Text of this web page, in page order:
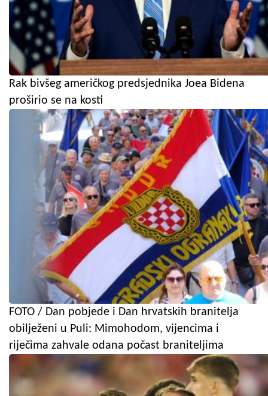
Rak bivšeg američkog predsjednika Joea Bidena
proširio se na kosti
FOTO / Dan pobjede i Dan hrvatskih branitelja
obilježeni u Puli: Mimohodom, vijencima i
riječima zahvale odana počast braniteljima